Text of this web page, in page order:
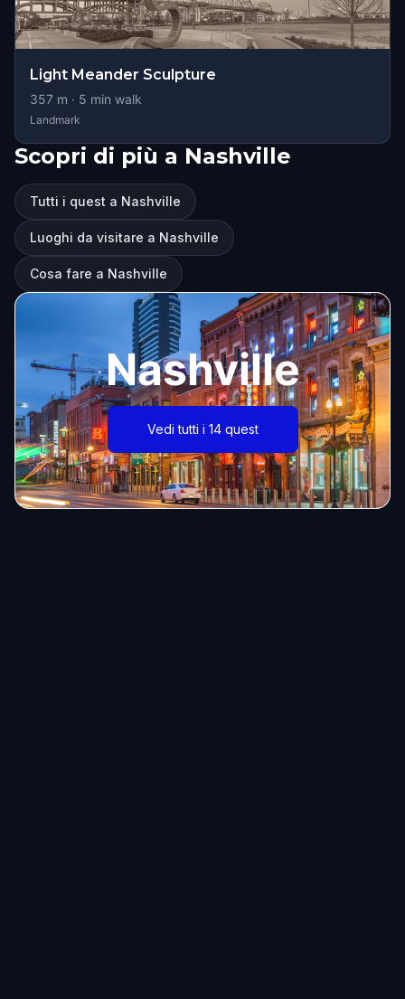
Light Meander Sculpture
357 m · 5 min walk
Landmark
Scopri di più a Nashville
Tutti i quest a Nashville
Luoghi da visitare a Nashville
Cosa fare a Nashville
Nashville
Vedi tutti i 14 quest